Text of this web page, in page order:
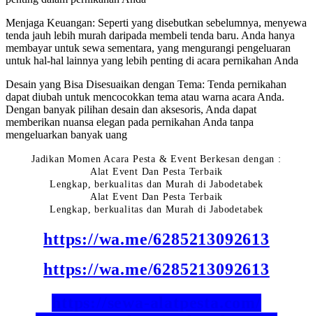
Menjaga Keuangan: Seperti yang disebutkan sebelumnya, menyewa
tenda jauh lebih murah daripada membeli tenda baru. Anda hanya
membayar untuk sewa sementara, yang mengurangi pengeluaran
untuk hal-hal lainnya yang lebih penting di acara pernikahan Anda
Desain yang Bisa Disesuaikan dengan Tema: Tenda pernikahan
dapat diubah untuk mencocokkan tema atau warna acara Anda.
Dengan banyak pilihan desain dan aksesoris, Anda dapat
memberikan nuansa elegan pada pernikahan Anda tanpa
mengeluarkan banyak uang
Jadikan Momen Acara Pesta & Event Berkesan dengan :
Alat Event Dan Pesta Terbaik
Lengkap, berkualitas dan Murah di Jabodetabek
Alat Event Dan Pesta Terbaik
Lengkap, berkualitas dan Murah di Jabodetabek
https://wa.me/6285213092613
https://wa.me/6285213092613